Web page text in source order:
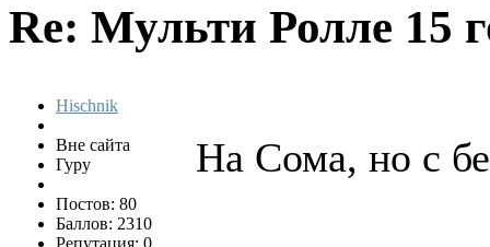
Re: Мульти Ролле 15
Hischnik
Вне сайта
Гуру
Постов: 80
Баллов: 2310
На Сома, но с